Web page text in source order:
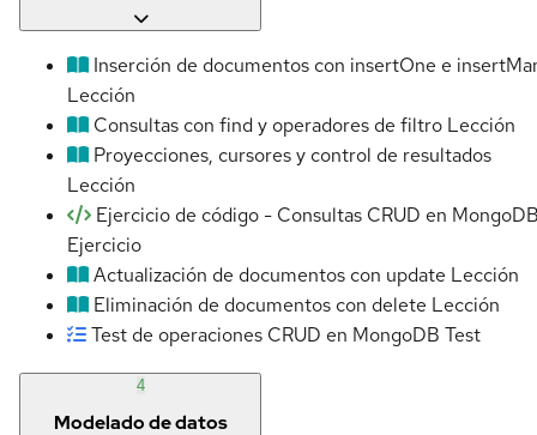
Inserción de documentos con insertOne e
Lección
Consultas con find y operadores de filtro Lección
Proyecciones, cursores y control de resultados
Lección
Ejercicio de código - Consultas CRUD en
Ejercicio
Actualización de documentos con update Lección
Eliminación de documentos con delete Lección
Test de operaciones CRUD en MongoDB Test
4
Modelado de datos